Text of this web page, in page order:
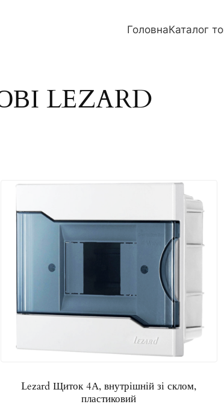
ГоловнаКаталог
LEZARD
Lezard Щиток 4А, внутрішній зі склом,
пластиковий